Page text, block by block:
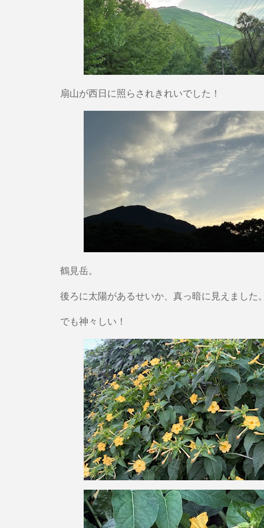
扇山が西日に照らされきれいでした！
鶴見岳。
後ろに太陽があるせいか、真っ暗に見えました
でも神々しい！